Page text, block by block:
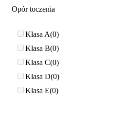
Opór toczenia
Klasa A 0
Klasa B 0
Klasa C 0
Klasa D 0
Klasa E 0